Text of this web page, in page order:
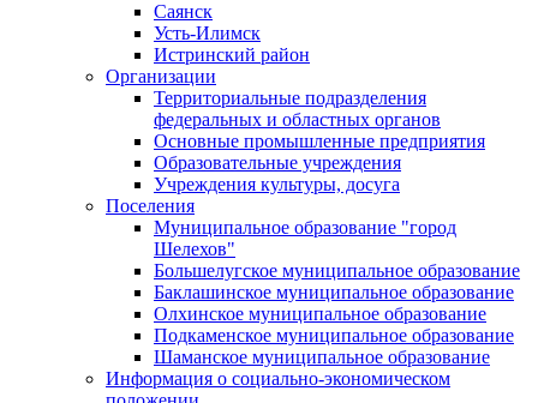
Саянск
Усть-Илимск
Истринский район
Организации
Территориальные подразделения
федеральных и областных органов
Основные промышленные предприятия
Образовательные учреждения
Учреждения культуры, досуга
Поселения
Муниципальное образование "город
Шелехов"
Большелугское муниципальное образование
Баклашинское муниципальное образование
Олхинское муниципальное образование
Подкаменское муниципальное образование
Шаманское муниципальное образование
Информация о социально-экономическом